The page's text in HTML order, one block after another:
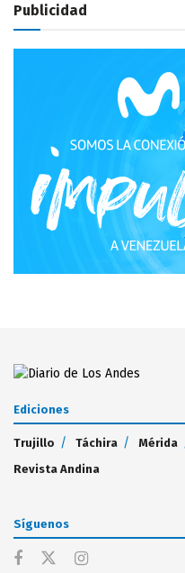
Publicidad
Ediciones
Trujillo Táchira Mérida
Revista Andina
Síguenos